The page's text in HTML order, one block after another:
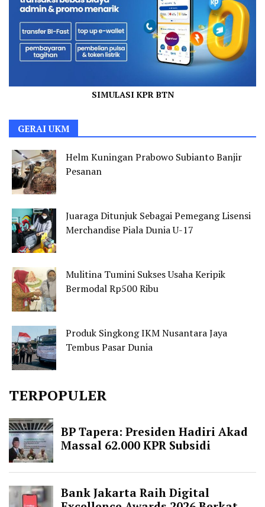
SIMULASI KPR BTN
GERAI UKM
Helm Kuningan Prabowo Subianto Banjir
Pesanan
Juaraga Ditunjuk Sebagai Pemegang Lisensi
Merchandise Piala Dunia U-17
Mulitina Tumini Sukses Usaha Keripik
Bermodal Rp500 Ribu
Produk Singkong IKM Nusantara Jaya
Tembus Pasar Dunia
TERPOPULER